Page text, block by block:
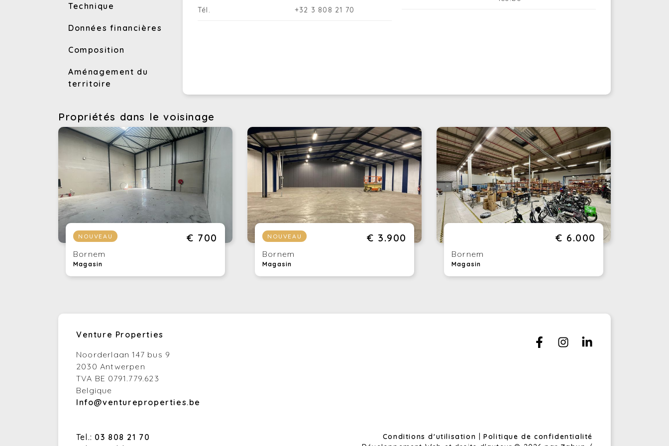
de recharge pour véhicules électriques.
Pour les activités nécessitant des conditions
de stockage spécifiques, une solution à
température contrôlée est disponible.
L’entrepôt peut être exploité dans une plage
de température comprise entre 15°C et 25°C,
ce qui le rend adapté à des marchandises
nécessitant un environnement maîtrisé.
Une localisation alliant visibilité et
accessibilité
L’emplacement constitue l’un des principaux
atouts de cette propriété. Grâce à sa
de la Belgique. Sa situation visible le long du
Technique
Données financières
Composition
Aménagement du
territoire
Tél. +32 3 808 21 70
Propriétés dans le voisinage
NOUVEAU € 700
Bornem
Magasin
NOUVEAU € 3.900
Bornem
Magasin
€ 6.000
Bornem
Magasin
Venture Properties
Noorderlaan 147 bus 9
2030 Antwerpen
TVA BE 0791.779.623
Belgique
Info@ventureproperties.be
Tel.: 03 808 21 70
Conditions d'utilisation |Politique de confidentialité